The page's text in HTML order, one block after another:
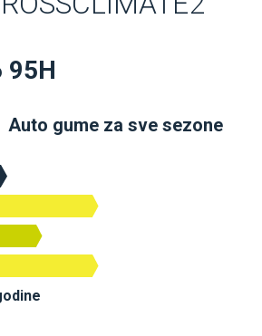
95H
Auto gume za sve sezone